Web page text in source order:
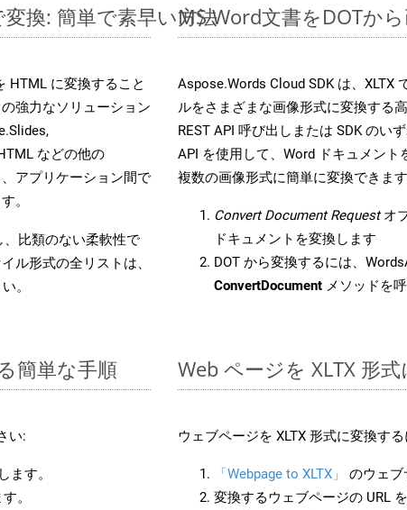
換: 簡単で素早い方法
HTML に変換すること
強力なソリューション
などの他の
アプリケーション間で
。
比類のない柔軟性で
ル形式の全リストは、
。
MS Word文書をDOTか
Aspose.Words Cloud SDK は、XLTX
ルをさまざまな画像形式に変換する
REST API 呼び出しまたは SDK のい
API を使用して、Word ドキュメント
複数の画像形式に簡単に変換できます
Convert Document Requestオ
ドキュメントを変換します
DOT から変換するには、
ConvertDocument メソッドを
簡単な手順
い:
ます。
。
Web ページを XLTX 形
ウェブページを XLTX 形式に変換す
「Webpage to XLTX」
のウェブ
変換するウェブページの URL